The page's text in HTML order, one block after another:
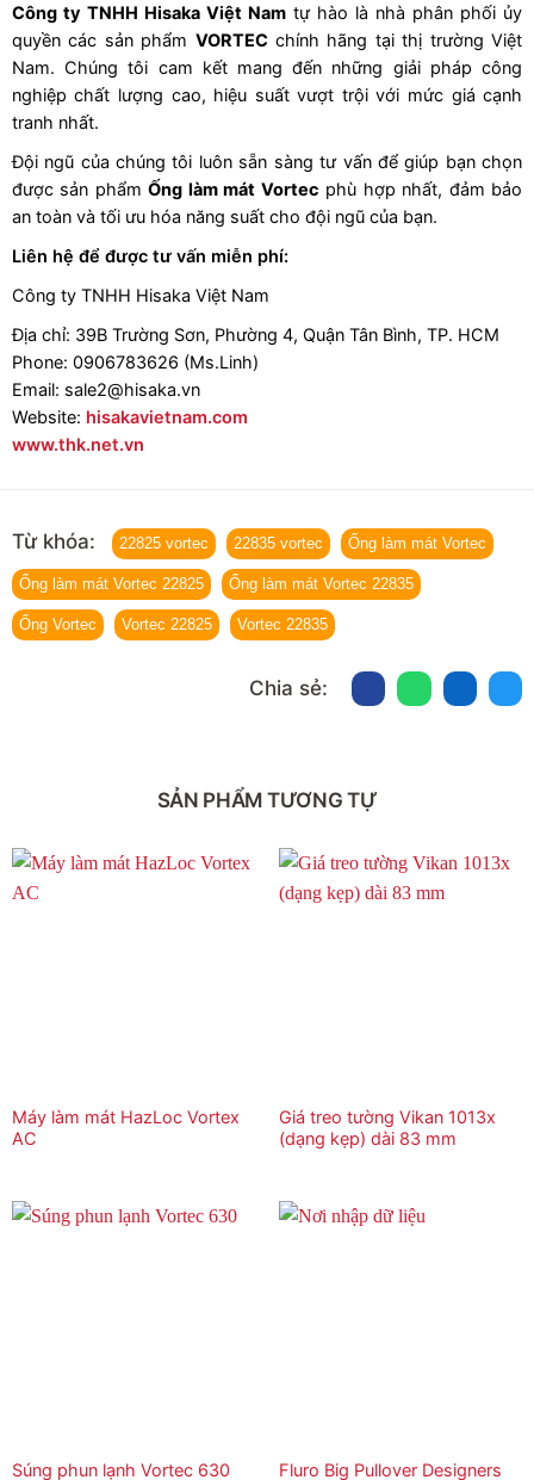
Công ty TNHH Hisaka Việt Namtự hào là nhà phân phối ủy
quyền các sản phẩm VORTEC chính hãng tại thị trường Việt
Nam. Chúng tôi cam kết mang đến những giải pháp công
nghiệp chất lượng cao, hiệu suất vượt trội với mức giá cạnh
tranh nhất.
Đội ngũ của chúng tôi luôn sẵn sàng tư vấn để giúp bạn chọn
được sản phẩmỐng làm mát Vortec phù hợp nhất, đảm bảo
an toàn và tối ưu hóa năng suất cho đội ngũ của bạn.
Liên hệ để được tư vấn miễn phí:
Công ty TNHH Hisaka Việt Nam
Địa chỉ: 39B Trường Sơn, Phường 4, Quận Tân Bình, TP. HCM
Phone: 0906783626 (Ms.Linh)
Email: sale2@hisaka.vn
Website: hisakavietnam.com
www.thk.net.vn
Từ khóa: 22825 vortec 22835 vortec Ống làm mát Vortec
Ống làm mát Vortec 22825 Ống làm mát Vortec 22835
Ống Vortec Vortec 22825 Vortec 22835
Chia sẻ:
SẢN PHẨM TƯƠNG TỰ
Máy làm mát HazLoc Vortex
AC
Giá treo tường Vikan 1013x
(dạng kẹp) dài 83 mm
Súng phun lạnh Vortec 630
Fluro Big Pullover Designers